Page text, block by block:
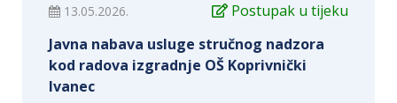
13.05.2026.
Postupak u tijeku
Javna nabava usluge stručnog nadzora
kod radova izgradnje OŠ Koprivnički
Ivanec